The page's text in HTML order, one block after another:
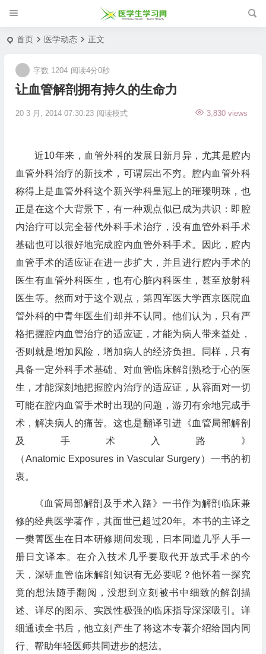
首页 医学动态 正文
让血管解剖拥有持久的生命力
20 3 月, 2014 07:30:23 3,830 views
字数 1204 阅读4分0秒
阅读模式
近10年来，血管外科的发展日新月异，尤其是腔内
血管外科治疗的新技术，可谓层出不穷。腔内血管外科
称得上是血管外科这个新兴学科皇冠上的璀璨明珠，也
正是在这个大背景下，有一种观点似已成为共识：即腔
内治疗可以完全替代外科手术治疗，没有血管外科手术
基础也可以很好地完成腔内血管外科手术。因此，腔内
血管手术的适应证在进一步扩大，并且进行腔内手术的
医生有血管外科医生，也有心脏内科医生，甚至放射科
医生等。然而对于这个观点，第四军医大学西京医院血
管外科的中青年医生们却并不认同。他们认为，只有严
格把握腔内血管治疗的适应证，才能为病人带来益处，
否则就是增加风险，增加病人的经济负担。同样，只有
具备一定外科手术基础、对血管临床解剖熟稔于心的医
生，才能深刻地把握腔内治疗的适应证，从容面对一切
可能在腔内血管手术时出现的问题，游刃有余地完成手
术，解决病人的痛苦。这也是翻译引进《血管局部解剖
及手术入路》
（Anatomic Exposures in Vascular Surgery）一书的初
衷。
《血管局部解剖及手术入路》一书作为解剖临床兼
修的经典医学著作，其面世已超过20年。本书的主译之
一樊菁医生在日本研修期间发现，日本同道几乎人手一
册日文译本。在介入技术几乎要取代开放式手术的今
天，深研血管临床解剖知识有无必要呢？他怀着一探究
竟的想法随手翻阅，没想到立刻被书中细致的解剖描
述、详尽的图示、实践性极强的临床指导深深吸引。详
细通读全书后，他立刻产生了将这本专著介绍给国内同
行、帮助年轻医师共同进步的想法。